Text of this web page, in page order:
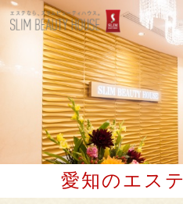
愛知のエス